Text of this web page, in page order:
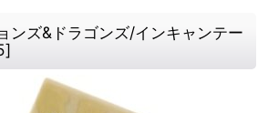
ンズ&ドラゴンズ/インキャンテー
]